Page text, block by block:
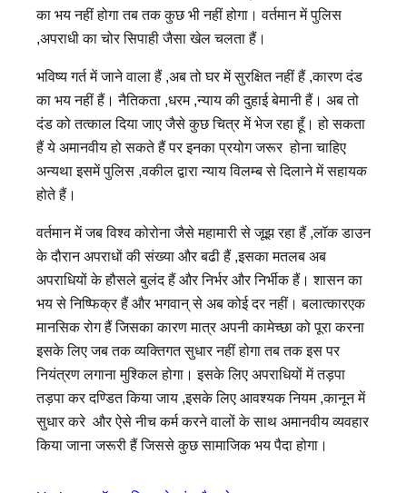
का भय नहीं होगा तब तक कुछ भी नहीं होगा। वर्तमान में पुलिस
,अपराधी का चोर सिपाही जैसा खेल चलता हैं।
भविष्य गर्त में जाने वाला हैं ,अब तो घर में सुरक्षित नहीं हैं ,कारण दंड
का भय नहीं हैं। नैतिकता ,धरम ,न्याय की दुहाई बेमानी हैं। अब तो
दंड को तत्काल दिया जाए जैसे कुछ चित्र में भेज रहा हूँ। हो सकता
हैं ये अमानवीय हो सकते हैं पर इनका प्रयोग जरूर होना चाहिए
अन्यथा इसमें पुलिस ,वकील द्वारा न्याय विलम्ब से दिलाने में सहायक
होते हैं।
वर्तमान में जब विश्व कोरोना जैसे महामारी से जूझ रहा हैं ,लॉक डाउन
के दौरान अपराधों की संख्या और बढी हैं ,इसका मतलब अब
अपराधियों के हौसले बुलंद हैं और निर्भर और निर्भीक हैं। शासन का
भय से निष्फिक्र हैं और भगवान् से अब कोई दर नहीं। बलात्कारएक
मानसिक रोग हैं जिसका कारण मात्र अपनी कामेच्छा को पूरा करना
इसके लिए जब तक व्यक्तिगत सुधार नहीं होगा तब तक इस पर
नियंत्रण लगाना मुश्किल होगा। इसके लिए अपराधियों में तड़पा
तड़पा कर दण्डित किया जाय ,इसके लिए आवश्यक नियम ,कानून में
सुधार करे और ऐसे नीच कर्म करने वालों के साथ अमानवीय व्यवहार
किया जाना जरूरी हैं जिससे कुछ सामाजिक भय पैदा होगा।